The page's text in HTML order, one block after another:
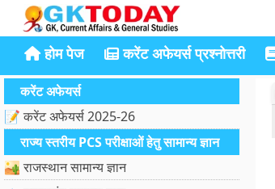
होम पेज करेंट अफेयर्स प्रश्नोत्तरी
करेंट अफेयर्स
📝 करेंट अफेयर्स 2025-26
राज्य स्तरीय PCS परीक्षाओं हेतु सामान्य ज्ञान
🏜️ राजस्थान सामान्य ज्ञान